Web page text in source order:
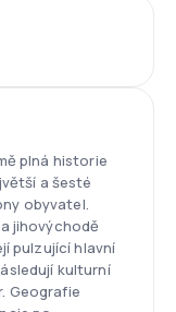
plná historie
a šesté
obyvatel.
jihovýchodě
pulzující hlavní
kulturní
Geografie